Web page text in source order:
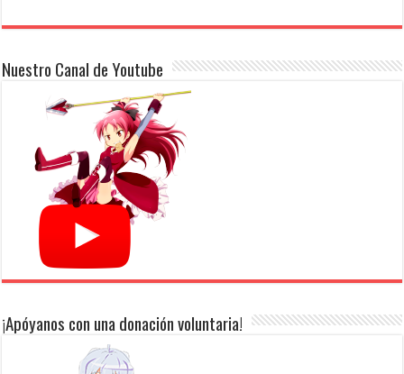
Nuestro Canal de Youtube
¡Apóyanos con una donación voluntaria!